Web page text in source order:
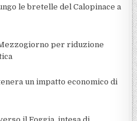
le bretelle del Calopinace a
per riduzione
un impatto economico di